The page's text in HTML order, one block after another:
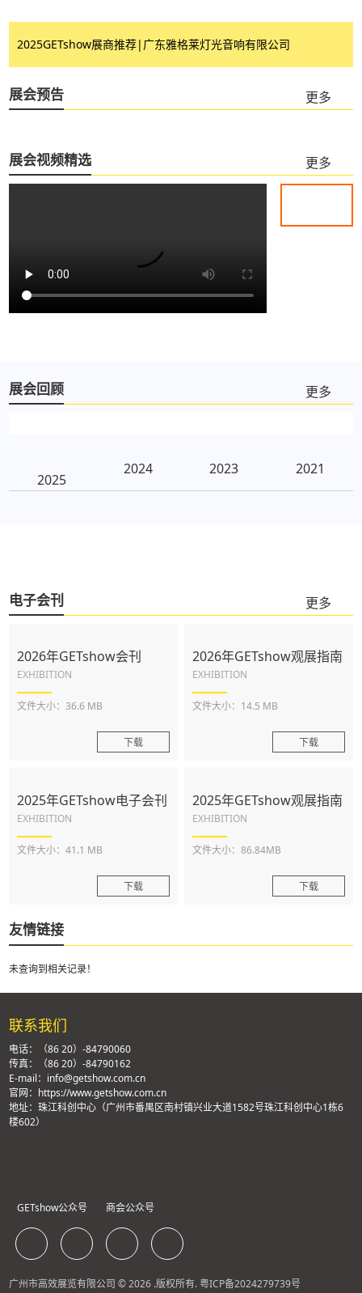
2025GETshow展商推荐|广东雅格莱灯光音响有限公司
展会预告 更多
展会视频精选 更多
展会回顾 更多
2025
2024 2023 2021
电子会刊 更多
2026年GETshow会刊
EXHIBITION
文件大小：36.6 MB
下载
2026年GETshow观展指南
EXHIBITION
文件大小：14.5 MB
下载
2025年GETshow电子会刊
EXHIBITION
文件大小：41.1 MB
下载
2025年GETshow观展指南
EXHIBITION
文件大小：86.84MB
下载
友情链接
未查询到相关记录！
联系我们
电话：（86 20）-84790060
传真：（86 20）-84790162
E-mail：info@getshow.com.cn
官网：https://www.getshow.com.cn
地址：珠江科创中心（广州市番禺区南村镇兴业大道1582号珠江科创中心1栋6
楼602）
GETshow公众号 商会公众号
广州市高效展览有限公司 © 2026 .版权所有.粤ICP备2024279739号